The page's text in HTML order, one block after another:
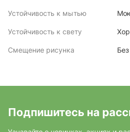
Устойчивость к мытью
Устойчивость к свету
Смещение рисунка
Подпишитесь на